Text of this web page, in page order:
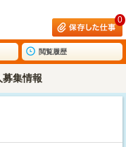
0
閲覧履歴
集情報